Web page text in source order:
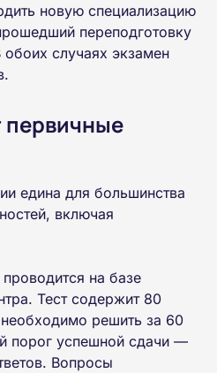
новую специализацию
переподготовку
случаях экзамен
первичные
едина для большинства
включая
на базе
Тест содержит 80
решить за 60
порог успешной сдачи —
Вопросы